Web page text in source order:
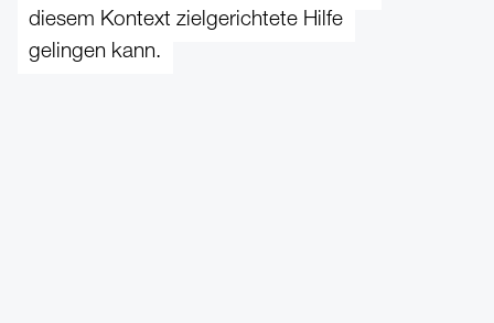
diesem Kontext zielgerichtete Hilfe
gelingen kann.